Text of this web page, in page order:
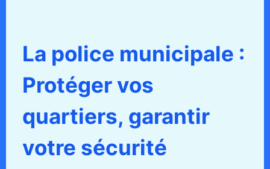
La police municipale :
Protéger vos
quartiers, garantir
votre sécurité